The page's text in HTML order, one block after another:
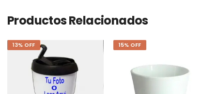
Productos Relacionados
13% OFF 15% OFF